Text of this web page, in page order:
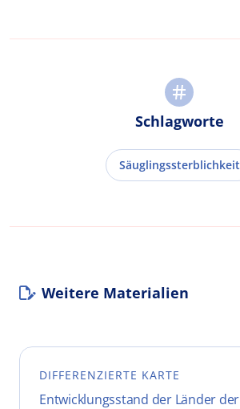
Schlagworte
Säuglingssterblichkeit
Weitere Materialien
DIFFERENZIERTE KARTE
Entwicklungsstand der Länder der